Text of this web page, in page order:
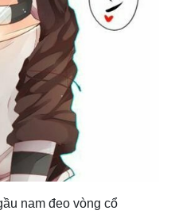
nam đeo vòng cổ